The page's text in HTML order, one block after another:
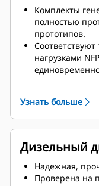
Комплекты
полностью
прототипов.
нагрузками
Узнать больше
Дизельный
Надежная,
Проверена на